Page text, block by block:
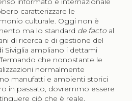
caratterizzare le
culturale. Oggi non è
ma lo standard de facto al
di ricerca e di gestione del
Siviglia ampliano i dettami
che nonostante le
normalmente
manufatti e ambienti storici
in passato, dovremmo essere
ciò che è reale,